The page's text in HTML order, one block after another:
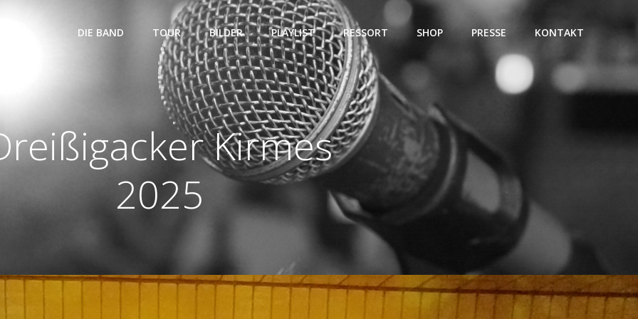
DIE BAND TOUR BILDER PLAYLIST RESSORT SHOP PRESSE KONTAKT
Kirmes
2025